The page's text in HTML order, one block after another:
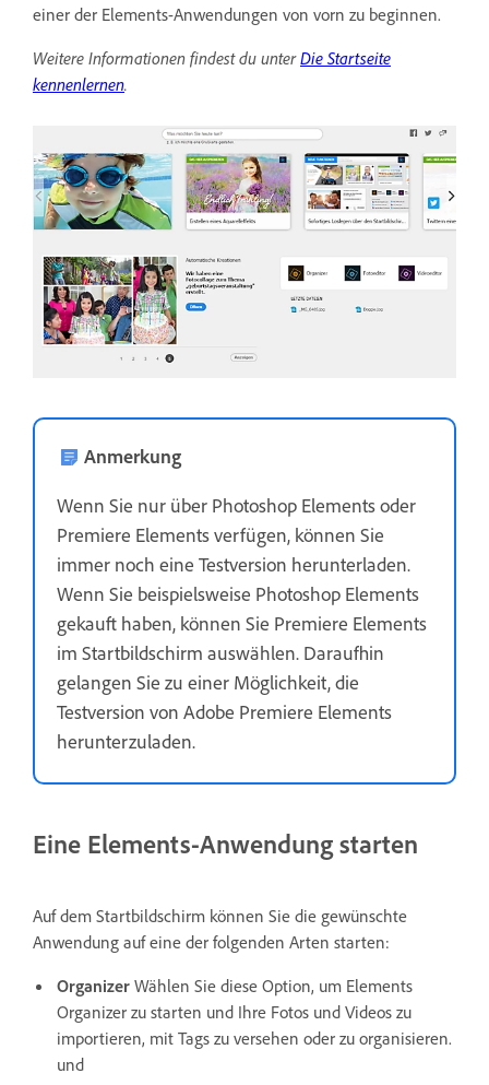
einer der Elements-Anwendungen von vorn zu beginnen.
Weitere Informationen findest du unterDie Startseite
kennenlernen.
Anmerkung
Wenn Sie nur über Photoshop Elements oder
Premiere Elements verfügen, können Sie
immer noch eine Testversion herunterladen.
Wenn Sie beispielsweise Photoshop Elements
gekauft haben, können Sie Premiere Elements
im Startbildschirm auswählen. Daraufhin
gelangen Sie zu einer Möglichkeit, die
Testversion von Adobe Premiere Elements
herunterzuladen.
Eine Elements-Anwendung starten
Auf dem Startbildschirm können Sie die gewünschte
Anwendung auf eine der folgenden Arten starten:
Organizer Wählen Sie diese Option, um Elements
Organizer zu starten und Ihre Fotos und Videos zu
importieren, mit Tags zu versehen oder zu organisieren.
und